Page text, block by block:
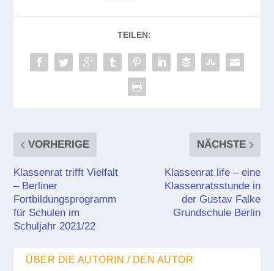
TEILEN:
VORHERIGE
Klassenrat trifft Vielfalt
– Berliner
Fortbildungsprogramm
für Schulen im
Schuljahr 2021/22
NÄCHSTE
Klassenrat life – eine
Klassenratsstunde in
der Gustav Falke
Grundschule Berlin
ÜBER DIE AUTORIN / DEN AUTOR